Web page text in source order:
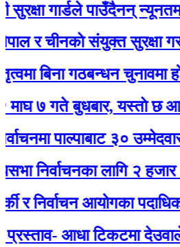
गार्डले पाउँदैनन् न्यूनतम
चीनकाे संयुक्त सुरक्षा गस्ती
गठबन्धन चुनावमा होमियो
बुधबार, यस्ताे छ आजको
पाल्पाबाट ३० उम्मेदवारको
लागि २ हजार ९
आयोगका
आधा टिकटमा देउवाले